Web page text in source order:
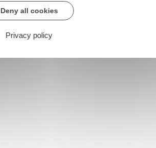
Deny all cookies
Privacy policy